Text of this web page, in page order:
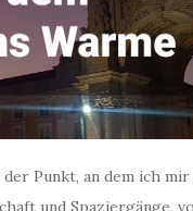
Punkt, an dem ich
und Spaziergänge,